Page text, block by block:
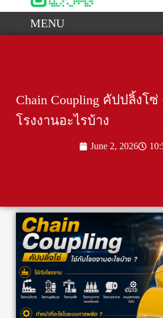
MENU
Chain Coupling คัปปลิ้งโ
โรงงานอะไรบ้าง
June 2, 2026